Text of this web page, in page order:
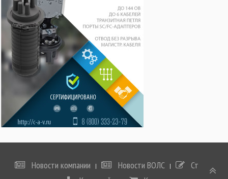
Новости компании Новости ВОЛС
Статьи